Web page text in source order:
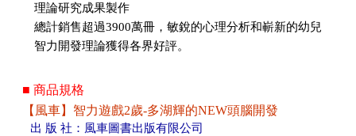
理論研究成果製作
總計銷售超過3900萬冊，敏銳的心理分析和嶄新的幼兒
智力開發理論獲得各界好評。
■ 商品規格
【風車】智力遊戲2歲-多湖輝的NEW頭腦開發
出 版 社：風車圖書出版有限公司